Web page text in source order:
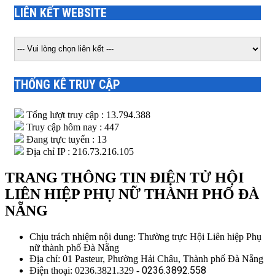
LIÊN KẾT WEBSITE
THỐNG KÊ TRUY CẬP
Tổng lượt truy cập : 13.794.388
Truy cập hôm nay : 447
Đang trực tuyến : 13
Địa chỉ IP : 216.73.216.105
TRANG THÔNG TIN ĐIỆN TỬ HỘI
LIÊN HIỆP PHỤ NỮ THÀNH PHỐ ĐÀ
NẴNG
Chịu trách nhiệm nội dung: Thường trực Hội Liên hiệp Phụ
nữ thành phố Đà Nẵng
Địa chỉ: 01 Pasteur, Phường Hải Châu, Thành phố Đà Nẵng
Điện thoại: 0236.3821.329 - 0236.3892.558